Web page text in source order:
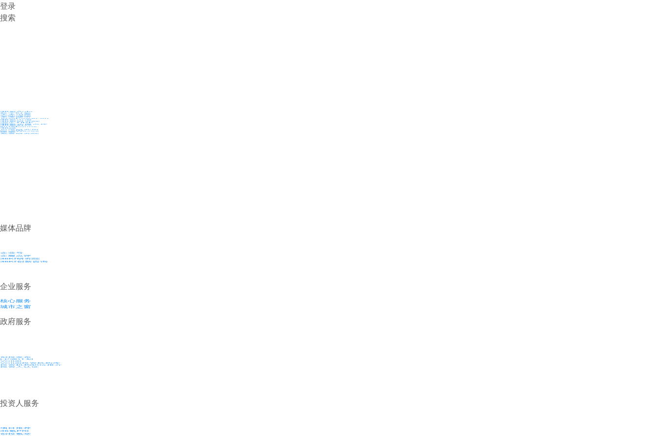
登录
搜索
36氪Auto
智能涌现
未来城市
启动Power on
36氪出海
潮生TIDE
36氪企服点评
36氪财经
职场bonus
36碳
暗涌Waves
硬氪
氪睿研究院
媒体品牌
企业号
企服点评
36Kr研究院
36Kr创新咨询
企业服务
核心服务
城市之窗
政府服务
创投发布
LP源计划
VClub
VClub投资机构库
投资机构职位推介
投资人认证
投资人服务
项目推荐
36氪Pro
创投氪堂